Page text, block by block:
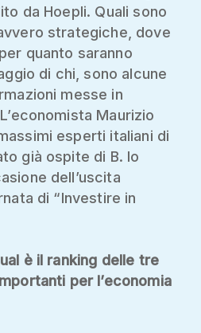
da Hoepli. Quali sono
strategiche, dove
quanto saranno
di chi, sono alcune
messe in
Maurizio
esperti italiani di
già ospite di B. lo
dell’uscita
di “Investire in
è il ranking delle tre
per l’economia